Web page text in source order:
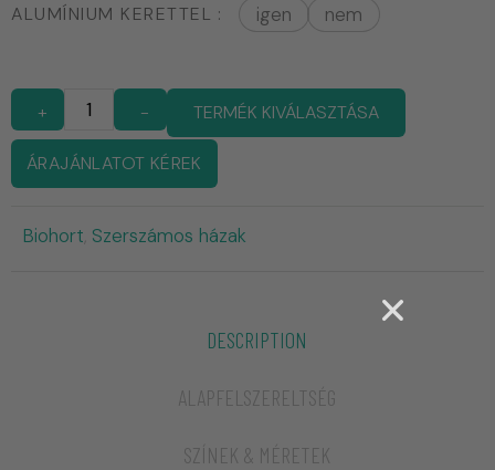
ALUMÍNIUM KERETTEL igen nem
+ - TERMÉK KIVÁLASZTÁSA
ÁRAJÁNLATOT KÉREK
Biohort Szerszámos házak
DESCRIPTION
ALAPFELSZERELTSÉG
SZÍNEK & MÉRETEK